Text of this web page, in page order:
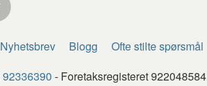
Nyhetsbrev Blogg
Ofte stilte spørsmål
92336390 - Foretaksregisteret 922048584